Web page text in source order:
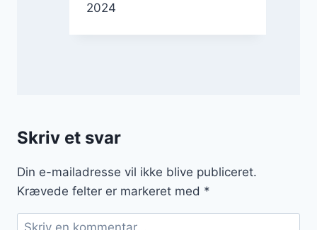
2024
Skriv et svar
Din e-mailadresse vil ikke blive publiceret.
Krævede felter er markeret med *